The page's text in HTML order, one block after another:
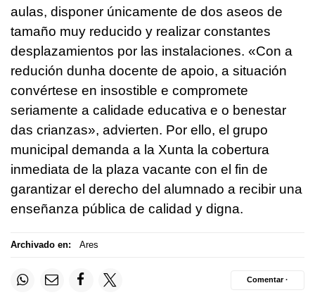
aulas, disponer únicamente de dos aseos de
tamaño muy reducido y realizar constantes
desplazamientos por las instalaciones. «Con a
redución dunha docente de apoio, a situación
convértese en insostible e compromete
seriamente a calidade educativa e o benestar
das crianzas», advierten. Por ello, el grupo
municipal demanda a la Xunta la cobertura
inmediata de la plaza vacante con el fin de
garantizar el derecho del alumnado a recibir una
enseñanza pública de calidad y digna.
Archivado en: Ares
Comentar ·